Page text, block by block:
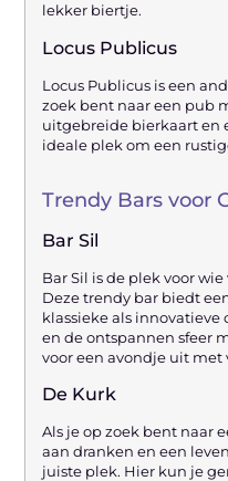
lekker biertje.
Locus Publicus
Locus Publicus is een
zoek bent naar een pub
uitgebreide bierkaart en
ideale plek om een
Trendy Bars voor
Bar Sil
Bar Sil is de plek voor
Deze trendy bar biedt
klassieke als
en de ontspannen sfeer
voor een avondje uit met
De Kurk
Als je op zoek bent naar
aan dranken en een
juiste plek. Hier kun je